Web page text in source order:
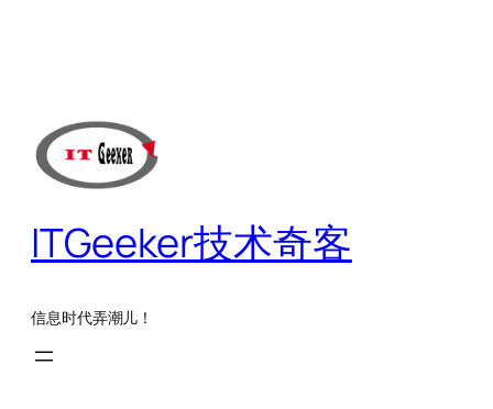
ITGeeker技术奇客
信息时代弄潮儿！